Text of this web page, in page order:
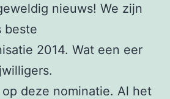
nieuws! We zijn
beste
2014. Wat een eer
deze nominatie. Al het